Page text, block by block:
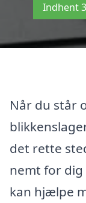
Indhent
Når du står
det rette
nemt for
kan hjælpe